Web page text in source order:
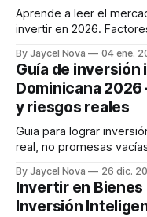
Aprende a leer el
invertir en 2026.
By Jaycel Nova 04 ene.
Guía de inversión
Dominicana
y riesgos reales
Guia para lograr
real, no promesas
By Jaycel Nova 26 dic.
Invertir en Bienes
Inversión